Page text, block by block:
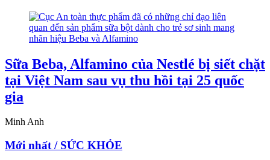
Sữa Beba, Alfamino của Nestlé bị siết chặt
tại Việt Nam sau vụ thu hồi tại 25 quốc
gia
Minh Anh
Mới nhất / SỨC KHỎE